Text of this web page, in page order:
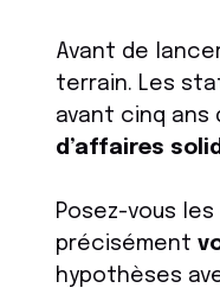
Avant de
terrain. Les
avant cinq ans
d’affaires
Posez-vous
précisément
hypothèses